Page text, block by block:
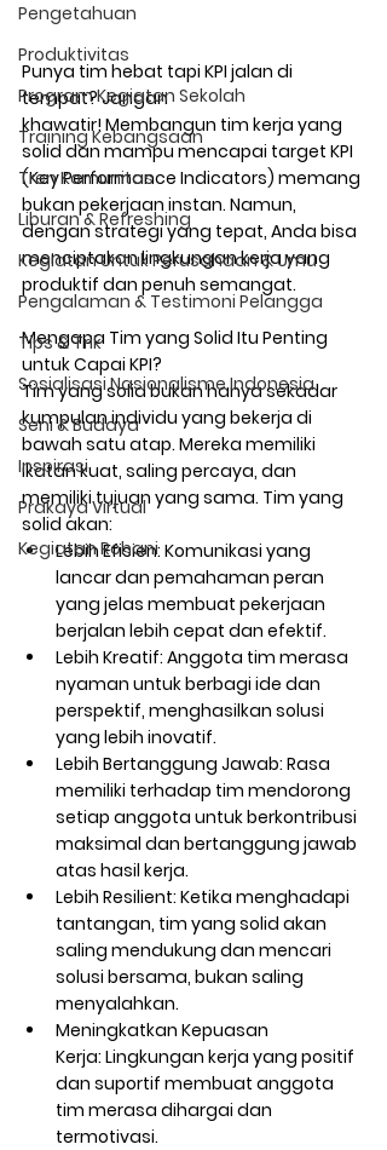
Pengetahuan
Produktivitas
Program Kegiatan Sekolah
Training Kebangsaan
Tren Komunitas
Liburan & Refreshing
Kegiatan Untuk Perusahaan & Umu
Pengalaman & Testimoni Pelangga
Tips & Trik
Sosialisasi Nasionalisme Indonesia
Seni & Budaya
Inspirasi
Prakaya Virtual
Kegiatan Rohani
Punya tim hebat tapi KPI jalan di
tempat? Jangan
khawatir! Membangun tim kerja yang
solid dan mampu mencapai target KPI
(Key Performance Indicators) memang
bukan pekerjaan instan. Namun,
dengan strategi yang tepat, Anda bisa
menciptakan lingkungan kerja yang
produktif dan penuh semangat.
Mengapa Tim yang Solid Itu Penting
untuk Capai KPI?
Tim yang solid bukan hanya sekadar
kumpulan individu yang bekerja di
bawah satu atap. Mereka memiliki
ikatan kuat, saling percaya, dan
memiliki tujuan yang sama. Tim yang
solid akan:
Lebih Efisien: Komunikasi yang
lancar dan pemahaman peran
yang jelas membuat pekerjaan
berjalan lebih cepat dan efektif.
Lebih Kreatif: Anggota tim merasa
nyaman untuk berbagi ide dan
perspektif, menghasilkan solusi
yang lebih inovatif.
Lebih Bertanggung Jawab: Rasa
memiliki terhadap tim mendorong
setiap anggota untuk berkontribusi
maksimal dan bertanggung jawab
atas hasil kerja.
Lebih Resilient: Ketika menghadapi
tantangan, tim yang solid akan
saling mendukung dan mencari
solusi bersama, bukan saling
menyalahkan.
Meningkatkan Kepuasan
Kerja: Lingkungan kerja yang positif
dan suportif membuat anggota
tim merasa dihargai dan
termotivasi.